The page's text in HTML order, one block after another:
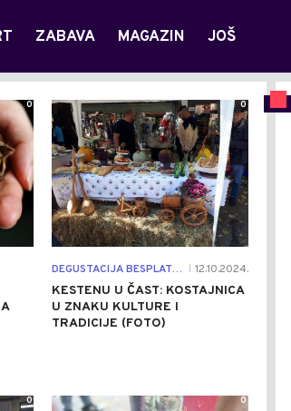
ZABAVA MAGAZIN JOŠ
0
DEGUSTACIJA BESPLATNA 12.10.2024.
KESTENU U ČAST: KOSTAJNICA
U ZNAKU KULTURE I
TRADICIJE (FOTO)
0
0 0